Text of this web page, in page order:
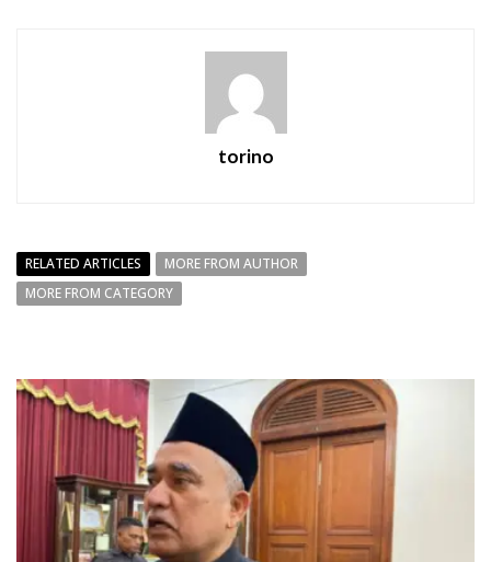
torino
RELATED ARTICLES
MORE FROM AUTHOR
MORE FROM CATEGORY